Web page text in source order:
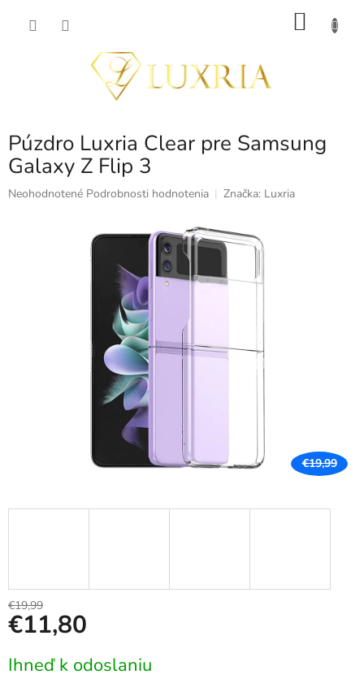
Púzdro Luxria Clear pre Samsung
Galaxy Z Flip 3
Priemerné
Neohodnotené Podrobnosti hodnotenia Značka: Luxria
€19,99
€19,99
€11,80
cena:
Ihneď k odoslaniu